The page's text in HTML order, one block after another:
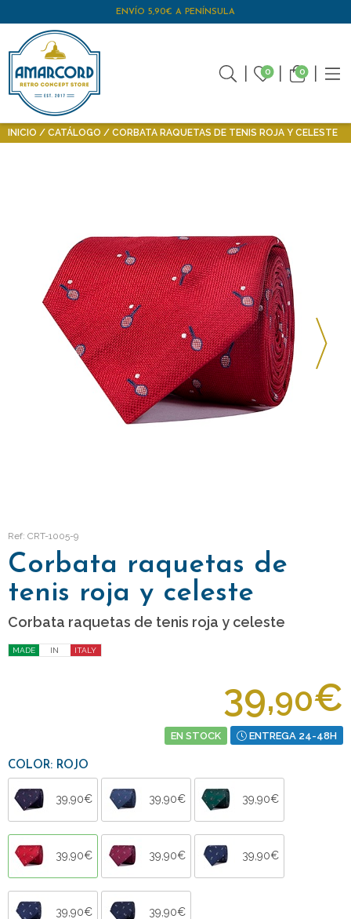
ENVÍO 5,90€ A PENÍNSULA
0 0
INICIO CATÁLOGO CORBATA RAQUETAS DE TENIS ROJA Y CELESTE
Ref: CRT-1005-9
Corbata raquetas de
tenis roja y celeste
Corbata raquetas de tenis roja y celeste
MADE IN ITALY
39,90€
EN STOCK ENTREGA 24-48H
COLOR: ROJO
39,90€ 39,90€ 39,90€
39,90€ 39,90€ 39,90€
39,90€ 39,90€